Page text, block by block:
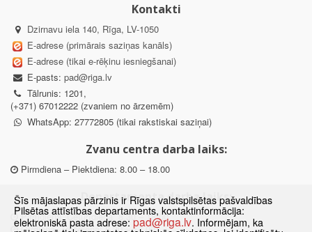
Kontakti
Dzirnavu iela 140, Rīga, LV-1050
E-adrese (primārais saziņas kanāls)
E-adrese (tikai e-rēķinu iesniegšanai)
E-pasts: pad@riga.lv
Tālrunis: 1201,
(+371) 67012222 (zvaniem no ārzemēm)
WhatsApp: 27772805 (tikai rakstiskai saziņai)
Zvanu centra darba laiks:
Pirmdiena – Piektdiena: 8.00 – 18.00
Departamenta darba laiks:
Pirmdiena, Ceturtdiena: 8.30 – 18.00
Otrdiena, Trešdiena: 8.30 – 17.00
Šīs mājaslapas pārzinis ir Rīgas valstspilsētas pašvaldības
Pilsētas attīstības departaments, kontaktinformācija:
elektroniskā pasta adrese: pad@riga.lv. Informējam, ka